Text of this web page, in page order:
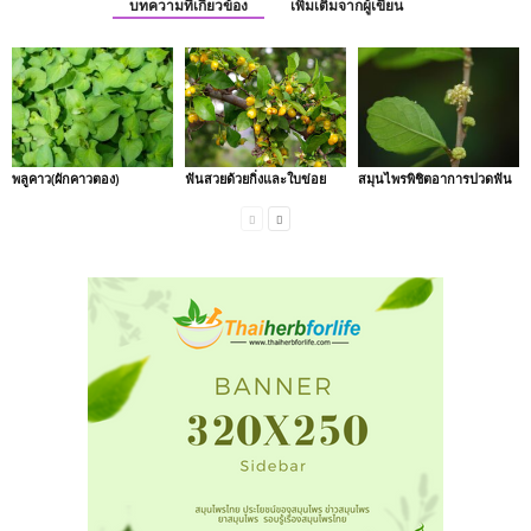
บทความที่เกี่ยวข้อง เพิ่มเติมจากผู้เขียน
พลูคาว(ผักคาวตอง) ฟันสวยด้วยกิ่งและใบข่อย สมุนไพรพิชิตอาการปวดฟัน